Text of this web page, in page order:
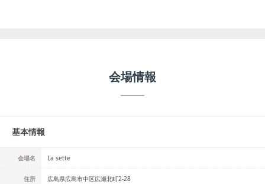
会場情報
基本情報
会場名 La sette
住所
広島県広島市中区広瀬北町2-28